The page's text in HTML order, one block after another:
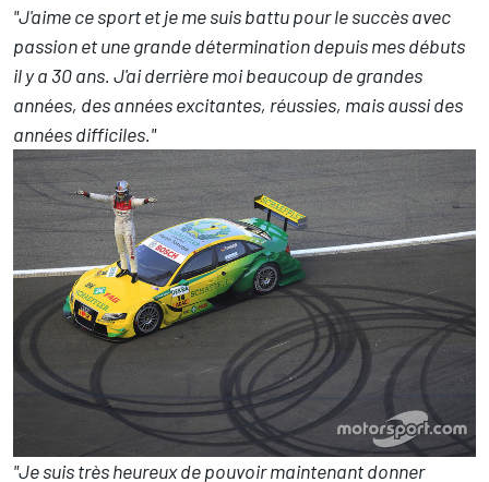
"J'aime ce sport et je me suis battu pour le succès avec
passion et une grande détermination depuis mes débuts
il y a 30 ans. J'ai derrière moi beaucoup de grandes
années, des années excitantes, réussies, mais aussi des
années difficiles."
"Je suis très heureux de pouvoir maintenant donner